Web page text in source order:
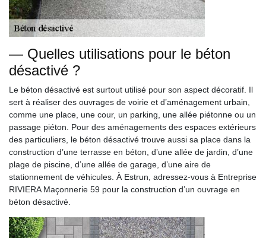
— Quelles utilisations pour le béton
désactivé ?
Le béton désactivé est surtout utilisé pour son aspect décoratif. Il
sert à réaliser des ouvrages de voirie et d’aménagement urbain,
comme une place, une cour, un parking, une allée piétonne ou un
passage piéton. Pour des aménagements des espaces extérieurs
des particuliers, le béton désactivé trouve aussi sa place dans la
construction d’une terrasse en béton, d’une allée de jardin, d’une
plage de piscine, d’une allée de garage, d’une aire de
stationnement de véhicules. À Estrun, adressez-vous à Entreprise
RIVIERA Maçonnerie 59 pour la construction d’un ouvrage en
béton désactivé.